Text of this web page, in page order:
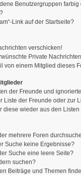
Benutzergruppen farbig
Link auf der Startseite?
verschicken!
Private
von einem Mitglied dieses
der Freunde und
Liste der Freunde oder zur
diese wieder aus den
mehrere Foren
Suche keine Ergebnisse?
Suche eine leere Seite?
suchen?
Beiträge und Themen